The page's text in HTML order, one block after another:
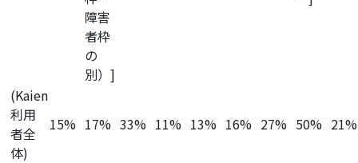
障害
者枠
の
別）]
(Kaien
利用
者全
体)
15% 17% 33% 11% 13% 16% 27% 50% 21%